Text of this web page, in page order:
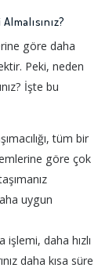
göre daha
Peki, neden
İşte bu
tüm bir
göre çok
uygun
işlemi, daha hızlı
daha kısa süre